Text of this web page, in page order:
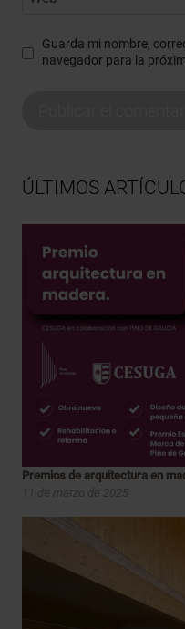
Guarda mi nombre,
navegador para la
ÚLTIMOS
Premios de arquitectura en
11 de marzo de 2025